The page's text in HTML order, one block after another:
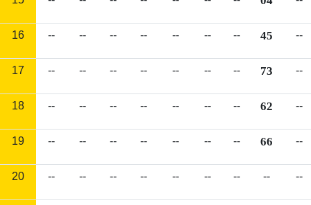
16 -- -- -- -- -- -- -- 45 --
17 -- -- -- -- -- -- -- 73 --
18 -- -- -- -- -- -- -- 62 --
19 -- -- -- -- -- -- -- 66 --
20 -- -- -- -- -- -- -- -- --